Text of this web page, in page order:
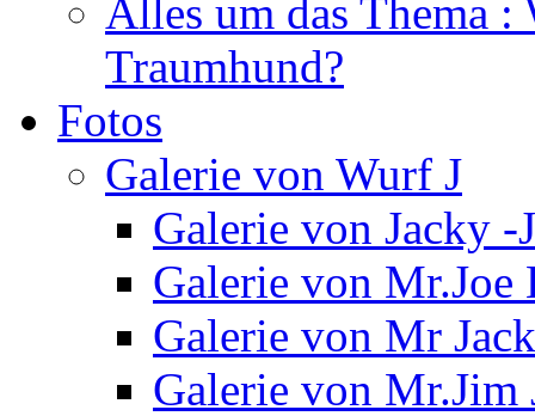
Alles um das Thema
Traumhund?
Fotos
Galerie von Wurf J
Galerie von Jacky -
Galerie von Mr.Joe
Galerie von Mr
Galerie von Mr.Jim